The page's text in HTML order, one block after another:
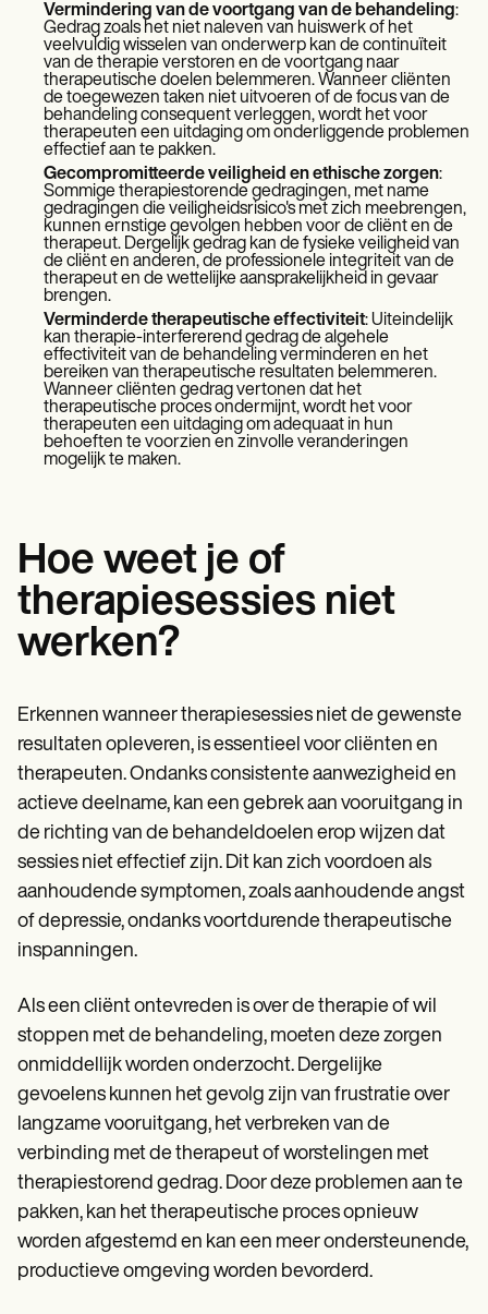
Vermindering van de voortgang van de behandeling:
Gedrag zoals het niet naleven van huiswerk of het
veelvuldig wisselen van onderwerp kan de continuïteit
van de therapie verstoren en de voortgang naar
therapeutische doelen belemmeren. Wanneer cliënten
de toegewezen taken niet uitvoeren of de focus van de
behandeling consequent verleggen, wordt het voor
therapeuten een uitdaging om onderliggende problemen
effectief aan te pakken.
Gecompromitteerde veiligheid en ethische zorgen:
Sommige therapiestorende gedragingen, met name
gedragingen die veiligheidsrisico's met zich meebrengen,
kunnen ernstige gevolgen hebben voor de cliënt en de
therapeut. Dergelijk gedrag kan de fysieke veiligheid van
de cliënt en anderen, de professionele integriteit van de
therapeut en de wettelijke aansprakelijkheid in gevaar
brengen.
Verminderde therapeutische effectiviteit: Uiteindelijk
kan therapie-interfererend gedrag de algehele
effectiviteit van de behandeling verminderen en het
bereiken van therapeutische resultaten belemmeren.
Wanneer cliënten gedrag vertonen dat het
therapeutische proces ondermijnt, wordt het voor
therapeuten een uitdaging om adequaat in hun
behoeften te voorzien en zinvolle veranderingen
mogelijk te maken.
Hoe weet je of
therapiesessies niet
werken?
Erkennen wanneer therapiesessies niet de gewenste
resultaten opleveren, is essentieel voor cliënten en
therapeuten. Ondanks consistente aanwezigheid en
actieve deelname, kan een gebrek aan vooruitgang in
de richting van de behandeldoelen erop wijzen dat
sessies niet effectief zijn. Dit kan zich voordoen als
aanhoudende symptomen, zoals aanhoudende angst
of depressie, ondanks voortdurende therapeutische
inspanningen.
Als een cliënt ontevreden is over de therapie of wil
stoppen met de behandeling, moeten deze zorgen
onmiddellijk worden onderzocht. Dergelijke
gevoelens kunnen het gevolg zijn van frustratie over
langzame vooruitgang, het verbreken van de
verbinding met de therapeut of worstelingen met
therapiestorend gedrag. Door deze problemen aan te
pakken, kan het therapeutische proces opnieuw
worden afgestemd en kan een meer ondersteunende,
productieve omgeving worden bevorderd.